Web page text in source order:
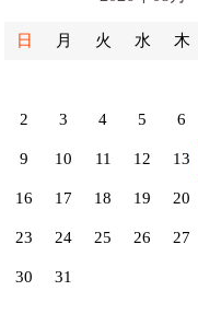
日 月 火 水 木
2 3 4 5 6
9 10 11 12 13
16 17 18 19 20
23 24 25 26 27
30 31